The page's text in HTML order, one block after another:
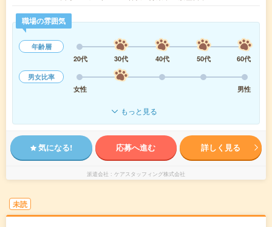
職場の雰囲気
年齢層
20代
30代 40代 50代
60代
男女比率
女性
男性
もっと見る
気になる! 応募へ進む 詳しく見る
派遣会社 ケアスタッフィング株式会社
未読